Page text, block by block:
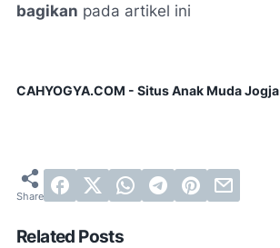
bagikan pada artikel ini
CAHYOGYA.COM - Situs Anak Muda Jogja
Related Posts